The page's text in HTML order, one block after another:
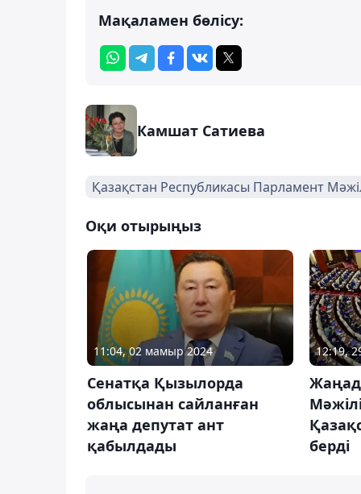
Мақаламен бөлісу:
Камшат Сатиева
Қазақстан Республикасы Парламент
Оқи отырыңыз
11:04, 02 мамыр 2024
Сенатқа Қызылорда
облысынан сайланған
жаңа депутат ант
қабылдады
12:19,
берді